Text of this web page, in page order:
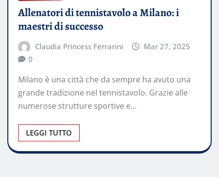
Allenatori di tennistavolo a Milano: i
maestri di successo
Claudia Princess Ferrarini
Mar 27, 2025
0
Milano è una città che da sempre ha avuto una
grande tradizione nel tennistavolo. Grazie alle
numerose strutture sportive e…
LEGGI TUTTO